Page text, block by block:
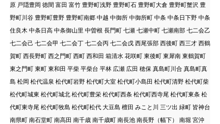
原 戸隠豊岡 徳間 富田 富竹 豊野町浅野 豊野町石 豊野町大倉 豊野町蟹沢 豊
野町川谷 豊野町豊野 豊野町南郷 中越 中御所 中御所町 中条 中条日下野 中条
住良木 中条日高 中条御山里 中曽根 長門町 七瀬 七瀬中町 七瀬南部 七二会乙
七二会己 七二会甲 七二会丁 七二会丙 七二会戊 西尾張部 西後町 西三才 西鶴
賀町 西長野町 西之門町 西町 西和田 箱清水 花咲町 東後町 東犀南 東鶴賀町
東之門町 東町 東和田 平柴 平柴台 平林 広瀬 広田 穂保 真島町川合 真島町真
島 松岡 松代温泉 松代町岩野 松代町大室 松代町小島田 松代町清野 松代町柴
松代町城東 松代町城北 松代町豊栄 松代町西条 松代町西寺尾 松代町東条 松
代町東寺尾 松代町牧島 松代町松代 大豆島 檀田 みこと川 三ツ出 緑町 皆神台
南県町 南石堂町 南高田 南千歳 南千歳町 南長池 南長野（幅下） 南堀 宮沖